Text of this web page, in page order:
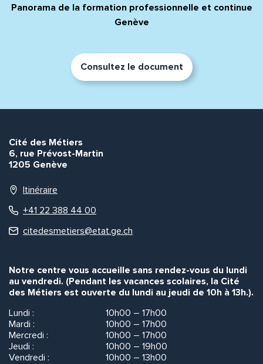
Panorama de la formation professionnelle et continue
Genève
Consultez le document
Cité des Métiers
6, rue Prévost-Martin
1205 Genève
Itinéraire
+41 22 388 44 00
citedesmetiers@etat.ge.ch
Notre centre vous accueille sans rendez-vous du lundi
au vendredi. (Pendant les vacances scolaires, la Cité
des Métiers est ouverte du lundi au jeudi de 10h à 13h.).
Lundi :
10h00 – 17h00
Mardi :
10h00 – 17h00
Mercredi :
10h00 – 17h00
Jeudi :
10h00 – 19h00
Vendredi :
10h00 – 13h00